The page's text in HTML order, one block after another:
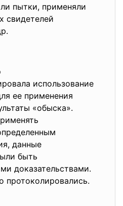
пытки, применяли
свидетелей
использование
ее применения
«обыска».
данные
быть
дока­зательствами.
протоколировались.